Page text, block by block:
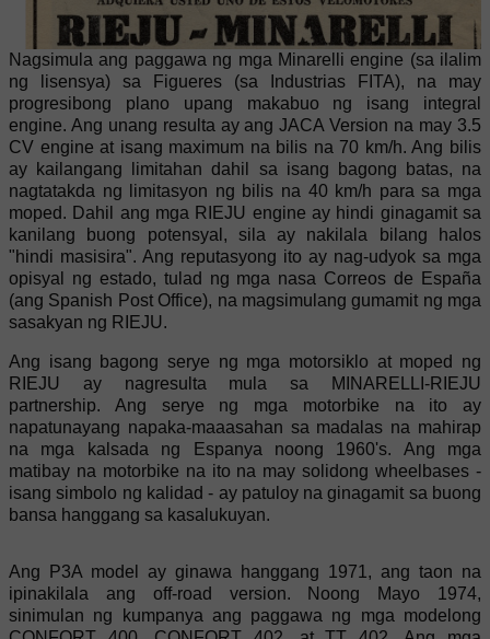
Nagsimula ang paggawa ng mga Minarelli engine (sa ilalim
ng lisensya) sa Figueres (sa Industrias FITA), na may
progresibong plano upang makabuo ng isang integral
engine. Ang unang resulta ay ang JACA Version na may 3.5
CV engine at isang maximum na bilis na 70 km/h. Ang bilis
ay kailangang limitahan dahil sa isang bagong batas, na
nagtatakda ng limitasyon ng bilis na 40 km/h para sa mga
moped. Dahil ang mga RIEJU engine ay hindi ginagamit sa
kanilang buong potensyal, sila ay nakilala bilang halos
"hindi masisira". Ang reputasyong ito ay nag-udyok sa mga
opisyal ng estado, tulad ng mga nasa Correos de España
(ang Spanish Post Office), na magsimulang gumamit ng mga
sasakyan ng RIEJU.
Ang isang bagong serye ng mga motorsiklo at moped ng
RIEJU ay nagresulta mula sa MINARELLI-RIEJU
partnership. Ang serye ng mga motorbike na ito ay
napatunayang napaka-maaasahan sa madalas na mahirap
na mga kalsada ng Espanya noong 1960's. Ang mga
matibay na motorbike na ito na may solidong wheelbases -
isang simbolo ng kalidad - ay patuloy na ginagamit sa buong
bansa hanggang sa kasalukuyan.
Ang P3A model ay ginawa hanggang 1971, ang taon na
ipinakilala ang off-road version. Noong Mayo 1974,
sinimulan ng kumpanya ang paggawa ng mga modelong